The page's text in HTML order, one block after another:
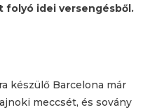
folyó idei versengésből.
készülő Barcelona már
meccsét, és sovány